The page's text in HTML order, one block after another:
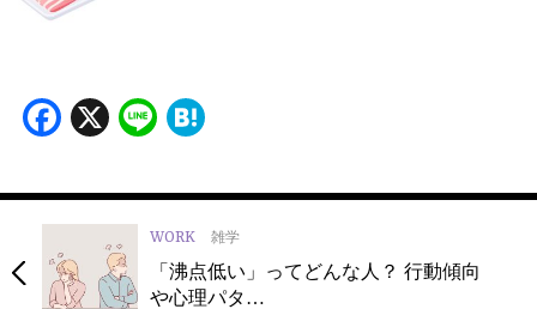
Facebook
X Line
WORK 雑学
「沸点低い」ってどんな人？ 行動傾向
や心理パタ…